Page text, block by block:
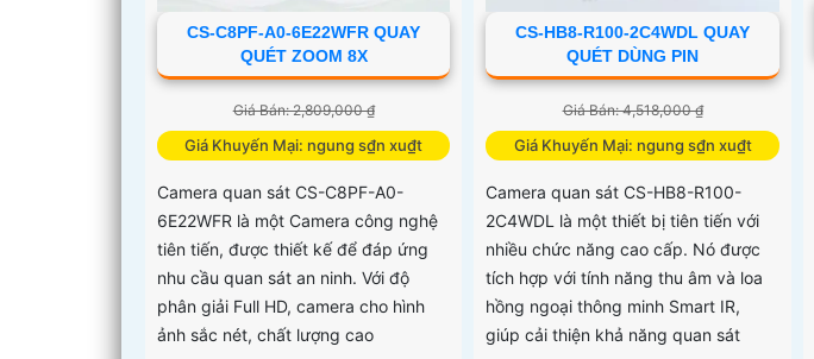
CS-C8PF-A0-6E22WFR QUAY
QUÉT ZOOM 8X
Giá Bán: 2,809,000 ₫
Giá Khuyến Mại: ngung s₫n xu₫t
Camera quan sát CS-C8PF-A0-
6E22WFR là một Camera công nghệ
tiên tiến, được thiết kế để đáp ứng
nhu cầu quan sát an ninh. Với độ
phân giải Full HD, camera cho hình
ảnh sắc nét, chất lượng cao
CS-HB8-R100-2C4WDL QUAY
QUÉT DÙNG PIN
Giá Bán: 4,518,000 ₫
Giá Khuyến Mại: ngung s₫n xu₫t
Camera quan sát CS-HB8-R100-
2C4WDL là một thiết bị tiên tiến với
nhiều chức năng cao cấp. Nó được
tích hợp với tính năng thu âm và loa
hồng ngoại thông minh Smart IR,
giúp cải thiện khả năng quan sát